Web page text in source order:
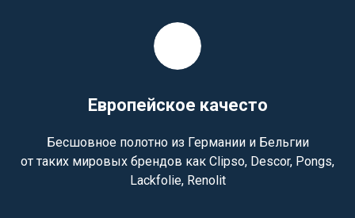
Европейское качесто
Бесшовное полотно из Германии и Бельгии
от таких мировых брендов как Clipso, Descor, Pongs,
Lackfolie, Renolit